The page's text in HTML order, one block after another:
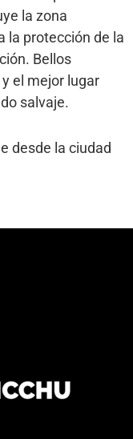
la zona
la protección de la
Bellos
el mejor lugar
salvaje.
desde la ciudad